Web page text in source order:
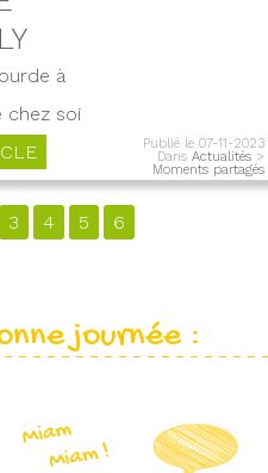
à
chez soi
Publié le 07-11-2023
Dans Actualités >
Moments partagés
3 4 5 6
journée :